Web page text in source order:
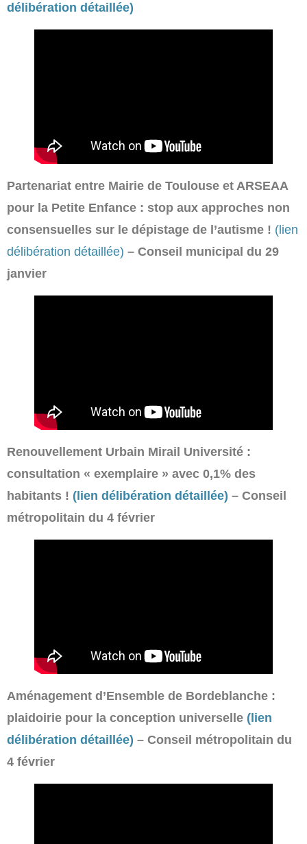
délibération détaillée)
Partenariat entre Mairie de Toulouse et ARSEAA
pour la Petite Enfance : stop aux approches non
consensuelles sur le dépistage de l’autisme ! (lien
délibération détaillée) – Conseil municipal du 29
janvier
Renouvellement Urbain Mirail Université :
consultation « exemplaire » avec 0,1% des
habitants ! (lien délibération détaillée) – Conseil
métropolitain du 4 février
Aménagement d’Ensemble de Bordeblanche :
plaidoirie pour la conception universelle (lien
délibération détaillée) – Conseil métropolitain du
4 février